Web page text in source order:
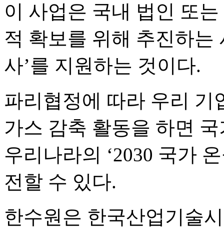
이 사업은 국내 법인 또
적 확보를 위해 추진하는
사’를 지원하는 것이다.
파리협정에 따라 우리 기
가스 감축 활동을 하면
우리나라의 ‘2030 국가
전할 수 있다.
한수원은 한국산업기술